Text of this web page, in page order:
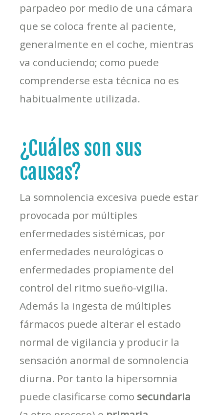
parpadeo por medio de una cámara
que se coloca frente al paciente,
generalmente en el coche, mientras
va conduciendo; como puede
comprenderse esta técnica no es
habitualmente utilizada.
¿Cuáles son sus
causas?
La somnolencia excesiva puede estar
provocada por múltiples
enfermedades sistémicas, por
enfermedades neurológicas o
enfermedades propiamente del
control del ritmo sueño-vigilia.
Además la ingesta de múltiples
fármacos puede alterar el estado
normal de vigilancia y producir la
sensación anormal de somnolencia
diurna. Por tanto la hipersomnia
puede clasificarse como secundaria